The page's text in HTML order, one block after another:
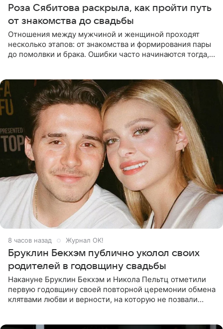
Роза Сябитова раскрыла, как пройти путь
от знакомства до свадьбы
Отношения между мужчиной и женщиной проходят
несколько этапов: от знакомства и формирования пары
до помолвки и брака. Ошибки часто начинаются тогда,
8 часов назад Журнал OK!
Бруклин Бекхэм публично уколол своих
родителей в годовщину свадьбы
Накануне Бруклин Бекхэм и Никола Пельтц отметили
первую годовщину своей повторной церемонии обмена
клятвами любви и верности, на которую не позвали